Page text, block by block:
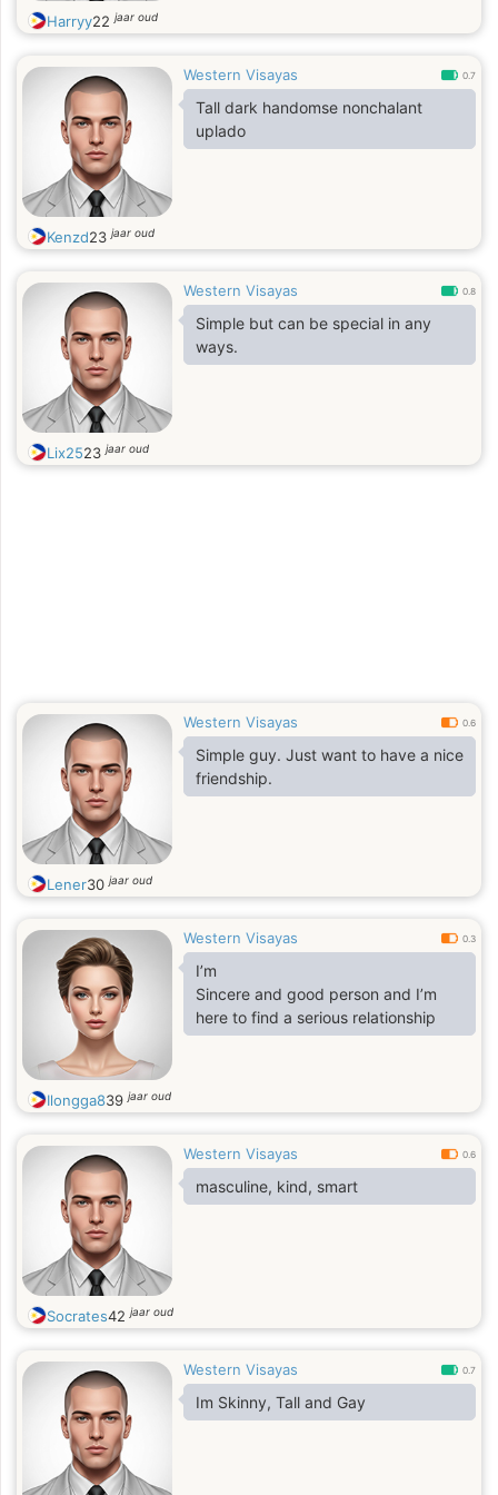
Harryy22jaar oud
Western Visayas 0.7
Tall dark handomse nonchalant
uplado
Kenzd23jaar oud
Western Visayas 0.8
Simple but can be special in any
ways.
Lix2523jaar oud
Western Visayas 0.6
Simple guy. Just want to have a nice
friendship.
Lener30jaar oud
Western Visayas 0.3
I’m
Sincere and good person and I’m
here to find a serious relationship
Ilongga839jaar oud
Western Visayas 0.6
masculine, kind, smart
Socrates42jaar oud
Western Visayas 0.7
Im Skinny, Tall and Gay